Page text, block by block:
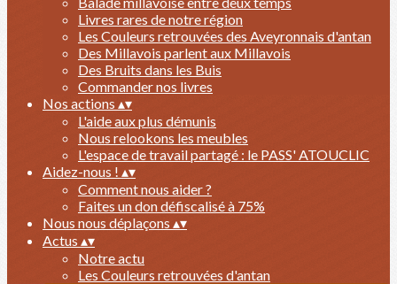
Livres rares de notre région
Les Couleurs retrouvées des Aveyronnais d'antan
Des Millavois parlent aux Millavois
Des Bruits dans les Buis
Commander nos livres
Nos actions ▴▾
L'aide aux plus démunis
Nous relookons les meubles
L'espace de travail partagé : le PASS' ATOUCLIC
Aidez-nous ! ▴▾
Comment nous aider ?
Faites un don défiscalisé à 75%
Nous nous déplaçons ▴▾
Actus ▴▾
Notre actu
Les Couleurs retrouvées d'antan